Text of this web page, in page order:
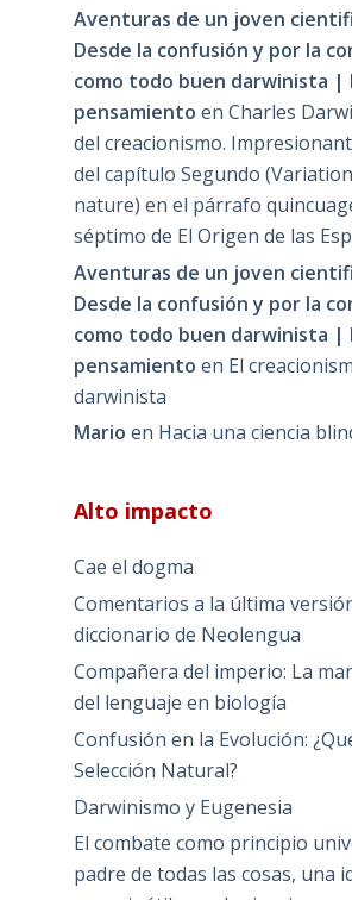
Aventuras de un joven
Desde la confusión y por la
como todo buen darwinista |
pensamiento en Charles
del creacionismo.
del capítulo Segundo
nature) en el párrafo
séptimo de El Origen de las
Aventuras de un joven
Desde la confusión y por la
como todo buen darwinista |
pensamiento en El
darwinista
Mario en Hacia una ciencia
Alto impacto
Cae el dogma
Comentarios a la última
diccionario de Neolengua
Compañera del imperio: La
del lenguaje en biología
Confusión en la Evolución:
Selección Natural?
Darwinismo y Eugenesia
El combate como principio
padre de todas las cosas, una